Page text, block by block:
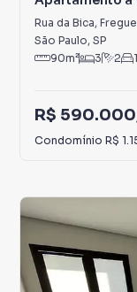
Rua da Bica,
São Paulo, SP
90m² 3 2 1
R$
Condomínio R$